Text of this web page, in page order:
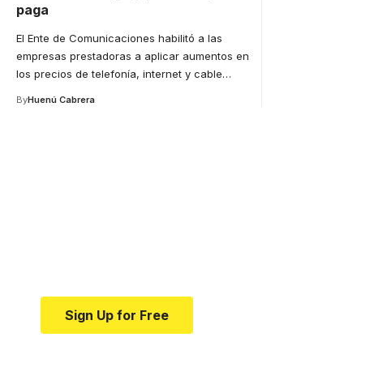
paga
El Ente de Comunicaciones habilitó a las
empresas prestadoras a aplicar aumentos en
los precios de telefonía, internet y cable…
ByHuenú Cabrera
Sign Up for Free